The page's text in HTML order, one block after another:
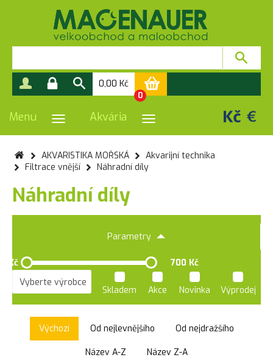
0,00 Kč
0
PŘEPNOUT NAVIGACI
Menu PŘEPNOUT NAVIGACI
Akvária
AKVARISTIKA MOŘSKÁ
Akvarijní technika
Filtrace vnější
Náhradní díly
Náhradní díly
Parametry
0 Kč 700 Kč
Skladem Akce Novinka Výprodej
Výchozí Od nejlevnějšího Od nejdražšího
Název A-Z Název Z-A